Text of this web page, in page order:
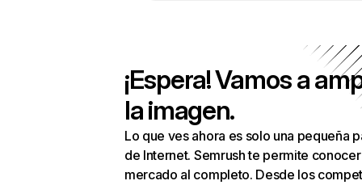
¡Espera! Vamos a
la imagen.
Lo que ves ahora es solo una pequeña
de Internet. Semrush te permite
mercado al completo. Desde los